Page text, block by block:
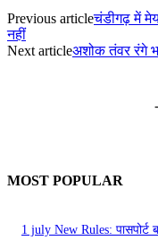
Previous articleचंडीगढ़ में
नहीं
Next articleअशोक तंवर रंगे
MOST POPULAR
1 july New Rules: पासपोर्ट